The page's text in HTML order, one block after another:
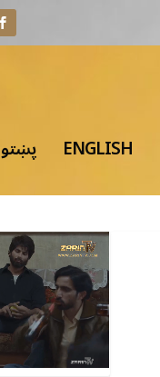
ENGLISH پښتو